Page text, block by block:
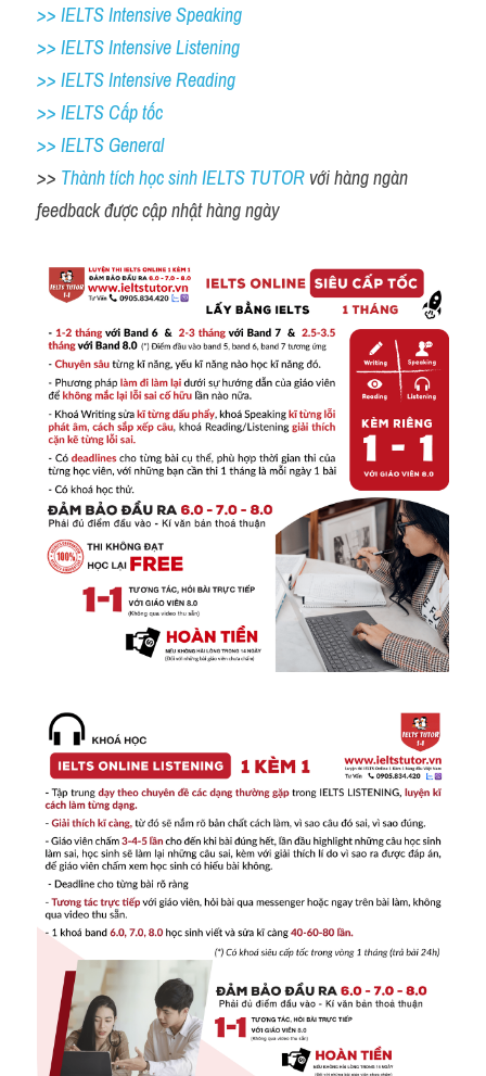
>> IELTS Intensive Speaking
>> IELTS Intensive Listening
>> IELTS Intensive Reading
>> IELTS Cấp tốc
>> IELTS General
>> Thành tích học sinh IELTS TUTOR với hàng ngàn
feedback được cập nhật hàng ngày